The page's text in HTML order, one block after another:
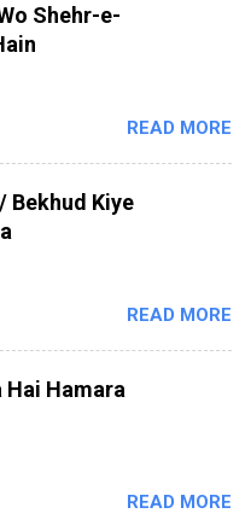
Wo Shehr-e-
READ MORE
/ Bekhud Kiye
READ MORE
Hai Hamara
READ MORE